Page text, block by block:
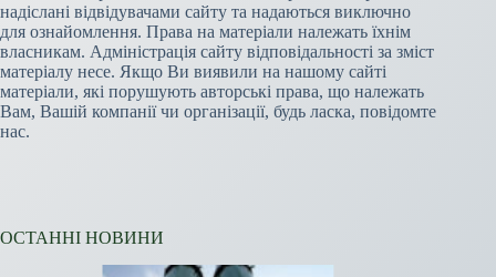
надіслані відвідувачами сайту та надаються виключно
для ознайомлення. Права на матеріали належать їхнім
власникам. Адміністрація сайту відповідальності за зміст
матеріалу несе. Якщо Ви виявили на нашому сайті
матеріали, які порушують авторські права, що належать
Вам, Вашій компанії чи організації, будь ласка, повідомте
нас.
ОСТАННІ НОВИНИ